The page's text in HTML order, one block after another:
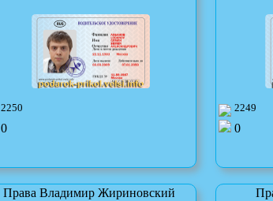
2250
0
2249
0
Права Владимир Жириновский